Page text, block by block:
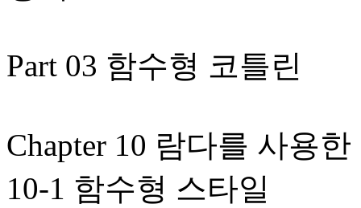
Part 03 함수형 코틀린
Chapter 10 람다를 사용
10-1 함수형 스타일